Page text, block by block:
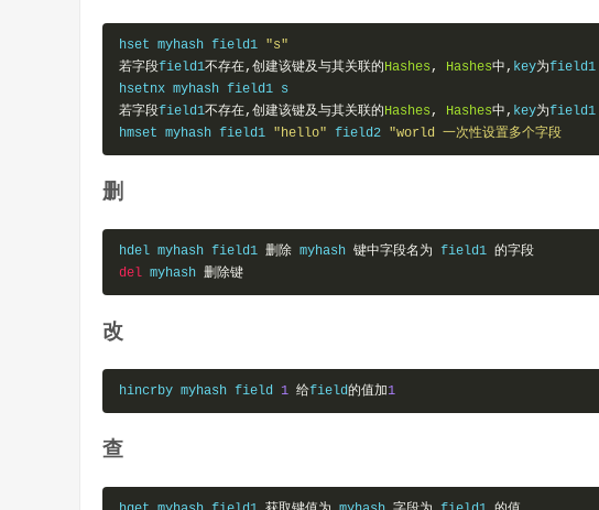
hset myhash field1 "s"
若字段field1不存在,创建该键及与其关联的Hashes , Hashes中, key为field1
若字段field1不存在,创建该键及与其关联的Hashes , Hashes中, key为field1
hmset myhash field1 "hello" field2 "world 一次性设置多个字段
删
hdel myhash field1 删除 myhash 键中字段名为 field1 的字段
del myhash 删除键
改
hincrby myhash field 1 给field的值加1
查